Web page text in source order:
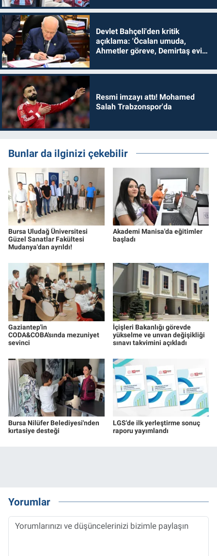
Devlet Bahçeli'den kritik
açıklama: 'Öcalan umuda,
Ahmetler göreve, Demirtaş evine
Resmi imzayı attı! Mohamed
Salah Trabzonspor'da
Bunlar da ilginizi çekebilir
Bursa Uludağ Üniversitesi
Güzel Sanatlar Fakültesi
Mudanya'dan ayrıldı!
Akademi Manisa'da eğitimler
başladı
Gaziantep'in
CODA&COBA'sında mezuniyet
sevinci
İçişleri Bakanlığı görevde
yükselme ve unvan değişikliği
sınavı takvimini açıkladı
Bursa Nilüfer Belediyesi'nden
kırtasiye desteği
LGS'de ilk yerleştirme sonuç
raporu yayımlandı
Yorumlar